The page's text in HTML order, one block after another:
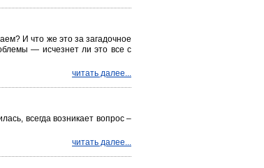
И что же это за загадочное
— исчезнет ли это все с
читать далее...
всегда возникает вопрос –
читать далее...